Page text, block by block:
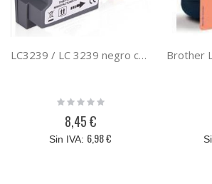
LC3239 / LC 3239 negro compatible con el cartucho de tinta original Brother LC-3239XL
Rating:
8,45 €
6,98 €